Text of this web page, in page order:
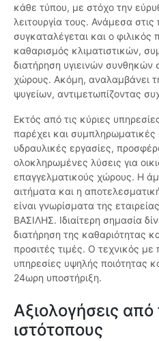
κάθε τύπου, με στόχο την
λειτουργία τους. Ανάμεσα
συγκαταλέγεται και ο φιλικός
καθαρισμός κλιματιστικών,
διατήρηση υγιεινών συνθηκών
χώρους. Ακόμη, αναλαμβάνει
ψυγείων, αντιμετωπίζοντας
Εκτός από τις κύριες
παρέχει και συμπληρωματικές
υδραυλικές εργασίες,
ολοκληρωμένες λύσεις για
επαγγελματικούς χώρους. Η
αιτήματα και η
είναι γνωρίσματα της
ΒΑΣΙΛΗΣ. Ιδιαίτερη σημασία
διατήρηση της καθαριότητας
προσιτές τιμές. Ο τεχνικός με
υπηρεσίες υψηλής ποιότητας
24ωρη υποστήριξη.
Αξιολογήσεις
ιστότοπους